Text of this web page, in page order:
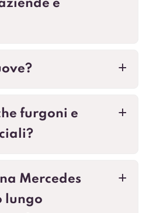
e
a
a
furgoni e
a
Mercedes
lungo